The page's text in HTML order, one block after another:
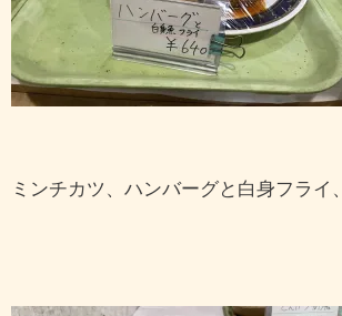
ミンチカツ、ハンバーグと白身フライ、